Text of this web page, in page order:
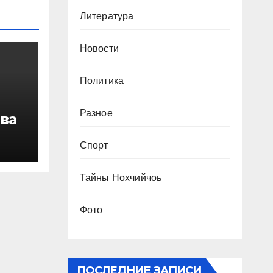
Литература
Новости
Политика
Разное
Спорт
Тайны Нохчийчоь
Фото